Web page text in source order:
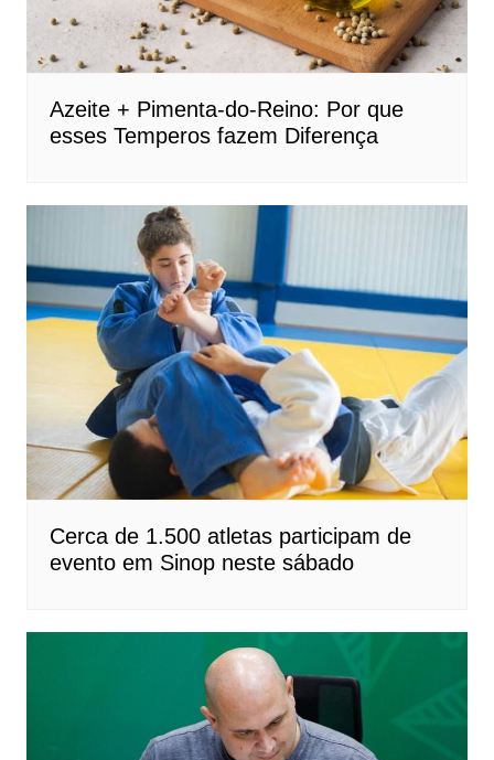
Azeite + Pimenta-do-Reino: Por que
esses Temperos fazem Diferença
Cerca de 1.500 atletas participam de
evento em Sinop neste sábado